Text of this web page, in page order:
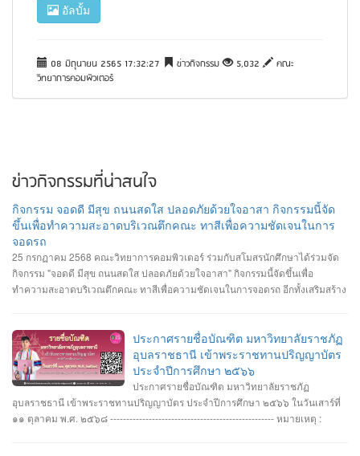
อัลบั้ม
08 มิถุนายน 2565 17:32:27 ข่าวกิจกรรม 5,032
คณะ
วิทยาการคอมพิวเตอร์
ข่าวกิจกรรมที่น่าสนใจ
กิจกรรม จอดดี มีสุข ถนนสดใส ปลอดภัยด้วยใจอาสา กิจกรรมนี้จัด
ขึ้นเพื่อทำความสะอาดบริเวณตึกคณะ ทาสีเพื่อความชัดเจนในการ
จอดรถ
25 กรกฏาคม 2568 คณะวิทยาการคอมพิวเตอร์ ร่วมกับสโมสรนักศึกษาได้ร่วมจัด
กิจกรรม "จอดดี มีสุข ถนนสดใส ปลอดภัยด้วยใจอาสา" กิจกรรมนี้จัดขึ้นเพื่อ
ทำความสะอาดบริเวณตึกคณะ ทาสีเพื่อความชัดเจนในการจอดรถ อีกทั้งเสริมสร้าง
ประกาศรายชื่อบัณฑิต มหาวิทยาลัยราชภัฏ
อุบลราชธานี เข้าพระราชทานปริญญาบัตร
ประจำปีการศึกษา ๒๕๖๖
ประกาศรายชื่อบัณฑิต มหาวิทยาลัยราชภัฏ
อุบลราชธานี เข้าพระราชทานปริญญาบัตร ประจำปีการศึกษา ๒๕๖๖ ในวันเสาร์ที่
๑๑ ตุลาคม พ.ศ. ๒๕๖๘ --------------------------------------------------- หมายเหตุ :